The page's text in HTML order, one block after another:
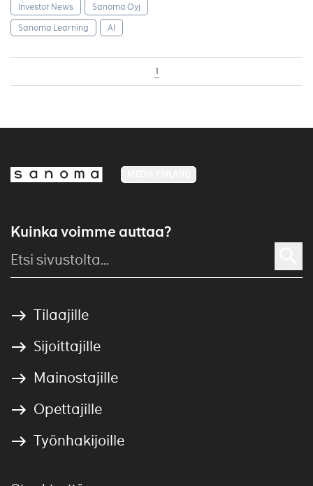
Investor News
Sanoma Oyj
Sanoma Learning
AI
1
Kuinka voimme auttaa?
Tilaajille
Sijoittajille
Mainostajille
Opettajille
Työnhakijoille